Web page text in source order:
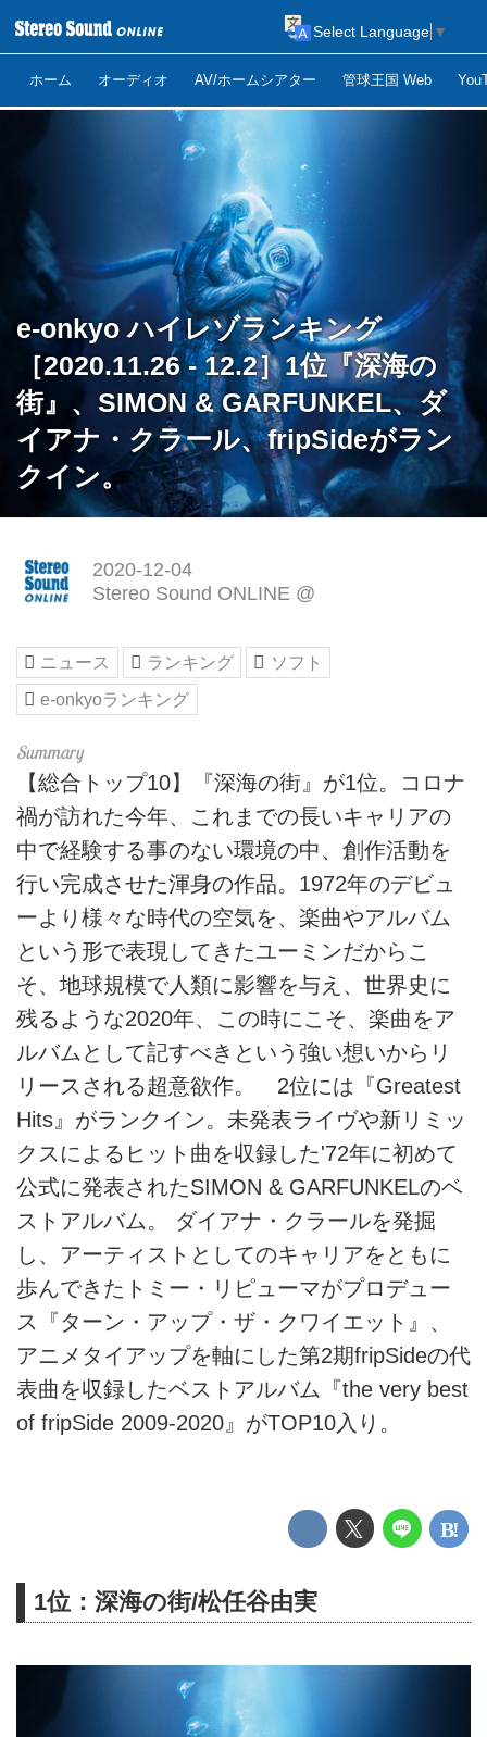
ホーム オーディオ AV/ホームシアター 管球王国 Web
Select Language ▼
e-onkyo ハイレゾランキング
［2020.11.26 - 12.2］1位『深海の
街』、SIMON & GARFUNKEL、ダ
イアナ・クラール、fripSideがラン
クイン。
2020-12-04
Stereo Sound ONLINE @
ニュース ランキング
ソフト
e-onkyoランキング
【総合トップ10】『深海の街』が1位。コロナ
禍が訪れた今年、これまでの長いキャリアの
中で経験する事のない環境の中、創作活動を
行い完成させた渾身の作品。1972年のデビュ
ーより様々な時代の空気を、楽曲やアルバム
という形で表現してきたユーミンだからこ
そ、地球規模で人類に影響を与え、世界史に
残るような2020年、この時にこそ、楽曲をア
ルバムとして記すべきという強い想いからリ
リースされる超意欲作。 2位には『Greatest
Hits』がランクイン。未発表ライヴや新リミッ
クスによるヒット曲を収録した'72年に初めて
公式に発表されたSIMON & GARFUNKELのベ
ストアルバム。 ダイアナ・クラールを発掘
し、アーティストとしてのキャリアをともに
歩んできたトミー・リピューマがプロデュー
ス『ターン・アップ・ザ・クワイエット』、
アニメタイアップを軸にした第2期fripSideの代
表曲を収録したベストアルバム『the very best
of fripSide 2009-2020』がTOP10入り。
1位：深海の街/松任谷由実